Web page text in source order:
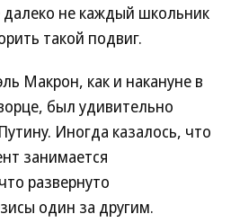
далеко не каждый школьник
такой подвиг.
Макрон, как и накануне в
был удивительно
Иногда казалось, что
занимается
развернуто
один за другим.